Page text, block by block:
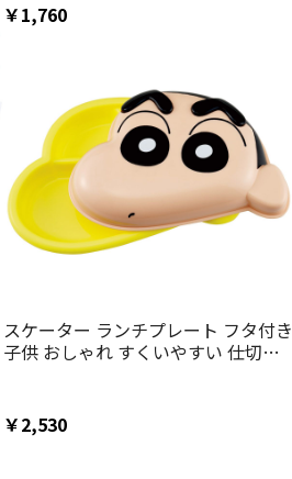
￥1,760
スケーター ランチプレート フタ付き
子供 おしゃれ すくいやすい 仕切り
の子【ランチプレート仕切り 電子レ
ンジ可 レンジ対応 軽い】
￥2,530